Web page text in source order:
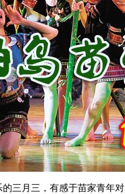
三月三，有感于苗家青年